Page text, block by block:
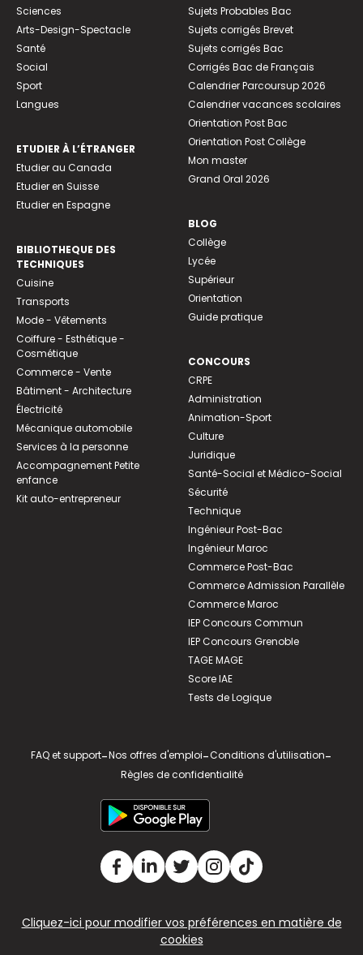
Sciences
Arts-Design-Spectacle
Santé
Social
Sport
Langues
ETUDIER À L’ÉTRANGER
Etudier au Canada
Etudier en Suisse
Etudier en Espagne
BIBLIOTHEQUE DES
TECHNIQUES
Cuisine
Transports
Mode - Vêtements
Coiffure - Esthétique -
Cosmétique
Commerce - Vente
Bâtiment - Architecture
Électricité
Mécanique automobile
Services à la personne
Accompagnement Petite
enfance
Kit auto-entrepreneur
Sujets Probables Bac
Sujets corrigés Brevet
Sujets corrigés Bac
Corrigés Bac de Français
Calendrier Parcoursup 2026
Calendrier vacances scolaires
Orientation Post Bac
Orientation Post Collège
Mon master
Grand Oral 2026
BLOG
Collège
Lycée
Supérieur
Orientation
Guide pratique
CONCOURS
CRPE
Administration
Animation-Sport
Culture
Juridique
Santé-Social et Médico-Social
Sécurité
Technique
Ingénieur Post-Bac
Ingénieur Maroc
Commerce Post-Bac
Commerce Admission Parallèle
Commerce Maroc
IEP Concours Commun
IEP Concours Grenoble
TAGE MAGE
Score IAE
Tests de Logique
FAQ et support-Nos offres d'emploi-Conditions d'utilisation-
Règles de confidentialité
Cliquez-ici pour modifier vos préférences en matière de
cookies